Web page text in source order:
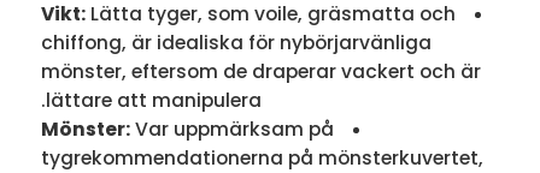
Vikt:Lätta tyger, som voile, gräsmatta och
chiffong, är idealiska för nybörjarvänliga
mönster, eftersom de draperar vackert och är
lättare att manipulera.
Mönster:Var uppmärksam på
tygrekommendationerna på mönsterkuvertet,